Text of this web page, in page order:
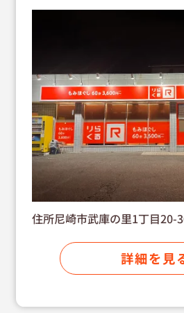
住所尼崎市武庫の里1丁目20-
詳細を見